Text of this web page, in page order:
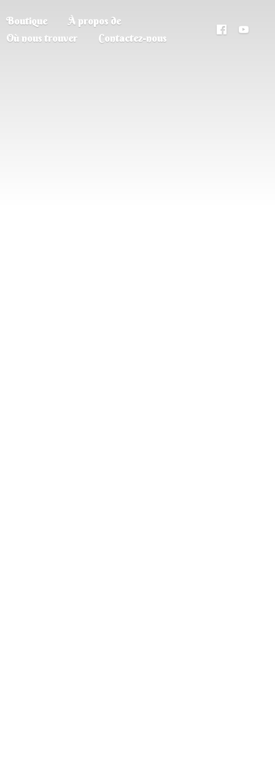
Boutique
À propos de
Où nous trouver
Contactez-nous